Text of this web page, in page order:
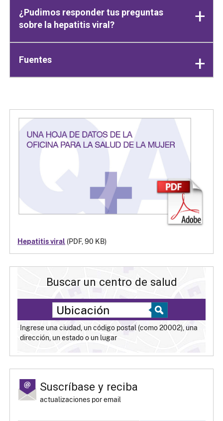
Hepatitis viral (PDF, 90 KB)
Buscar un centro de salud
Ingrese una ciudad, un código postal (como 20002), una
dirección, un estado o un lugar
Suscríbase y reciba
actualizaciones por email
¿Pudimos responder tus preguntas
sobre la hepatitis viral?
Fuentes